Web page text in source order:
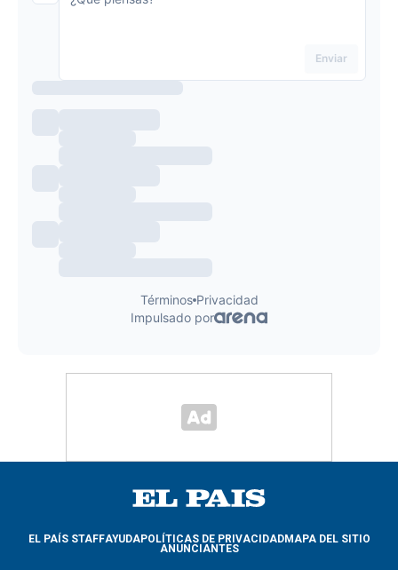
EL PAÍS STAFFAYUDAPOLÍTICAS DE PRIVACIDADMAPA DEL SITIO
ANUNCIANTES